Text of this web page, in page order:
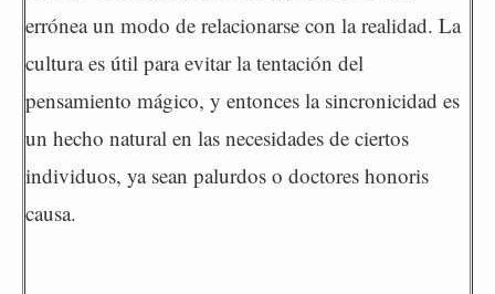
errónea un modo de relacionarse con la realidad. La
cultura es útil para evitar la tentación del
pensamiento mágico, y entonces la sincronicidad es
un hecho natural en las necesidades de ciertos
individuos, ya sean palurdos o doctores honoris
causa.